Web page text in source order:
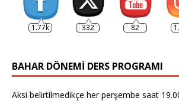
1.77k 332 82
BAHAR DÖNEMI DERS PROGRAMI
Aksi belirtilmedikçe her perşembe saat